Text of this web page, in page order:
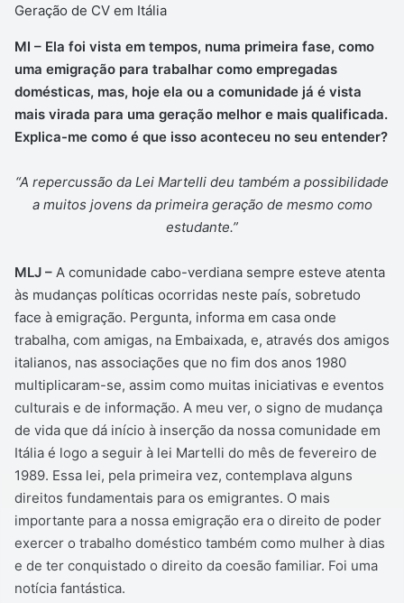
Geração de CV em Itália
MI – Ela foi vista em tempos, numa primeira fase, como
uma emigração para trabalhar como empregadas
domésticas, mas, hoje ela ou a comunidade já é vista
mais virada para uma geração melhor e mais qualificada.
Explica-me como é que isso aconteceu no seu entender?
“A repercussão da Lei Martelli deu também a possibilidade
a muitos jovens da primeira geração de mesmo como
estudante.”
MLJ – A comunidade cabo-verdiana sempre esteve atenta
às mudanças políticas ocorridas neste país, sobretudo
face à emigração. Pergunta, informa em casa onde
trabalha, com amigas, na Embaixada, e, através dos amigos
italianos, nas associações que no fim dos anos 1980
multiplicaram-se, assim como muitas iniciativas e eventos
culturais e de informação. A meu ver, o signo de mudança
de vida que dá início à inserção da nossa comunidade em
Itália é logo a seguir à lei Martelli do mês de fevereiro de
1989. Essa lei, pela primeira vez, contemplava alguns
direitos fundamentais para os emigrantes. O mais
importante para a nossa emigração era o direito de poder
exercer o trabalho doméstico também como mulher à dias
e de ter conquistado o direito da coesão familiar. Foi uma
notícia fantástica.